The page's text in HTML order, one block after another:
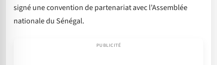
signé une convention de partenariat avec l’Assemblée
nationale du Sénégal.